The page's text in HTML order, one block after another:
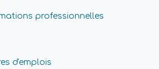
professionnelles
d'emplois